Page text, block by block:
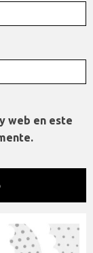
web en este